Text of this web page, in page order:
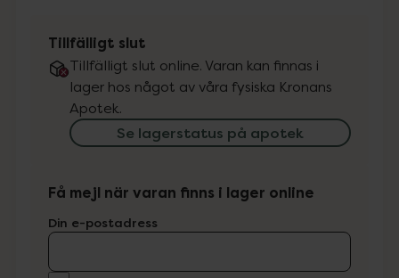
Tillfälligt slut
Tillfälligt slut online. Varan kan finnas i
lager hos något av våra fysiska Kronans
Apotek.
Se lagerstatus på apotek
Få mejl när varan finns i lager online
Din e-postadress